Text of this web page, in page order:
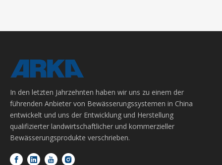
In den letzten Jahrzehnten haben wir uns zu einem der
führenden Anbieter von Bewässerungssystemen in China
entwickelt und uns der Entwicklung und Herstellung
qualifizierter landwirtschaftlicher und kommerzieller
Bewässerungsprodukte verschrieben.